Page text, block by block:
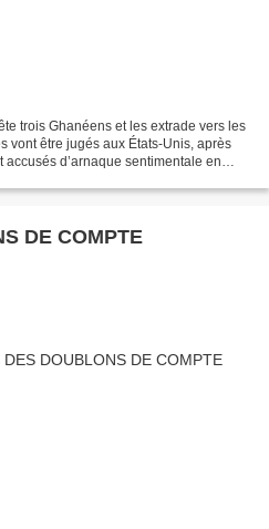
trois Ghanéens et les extrade vers les
vont être jugés aux États-Unis, après
d’arnaque sentimentale en
DE COMPTE